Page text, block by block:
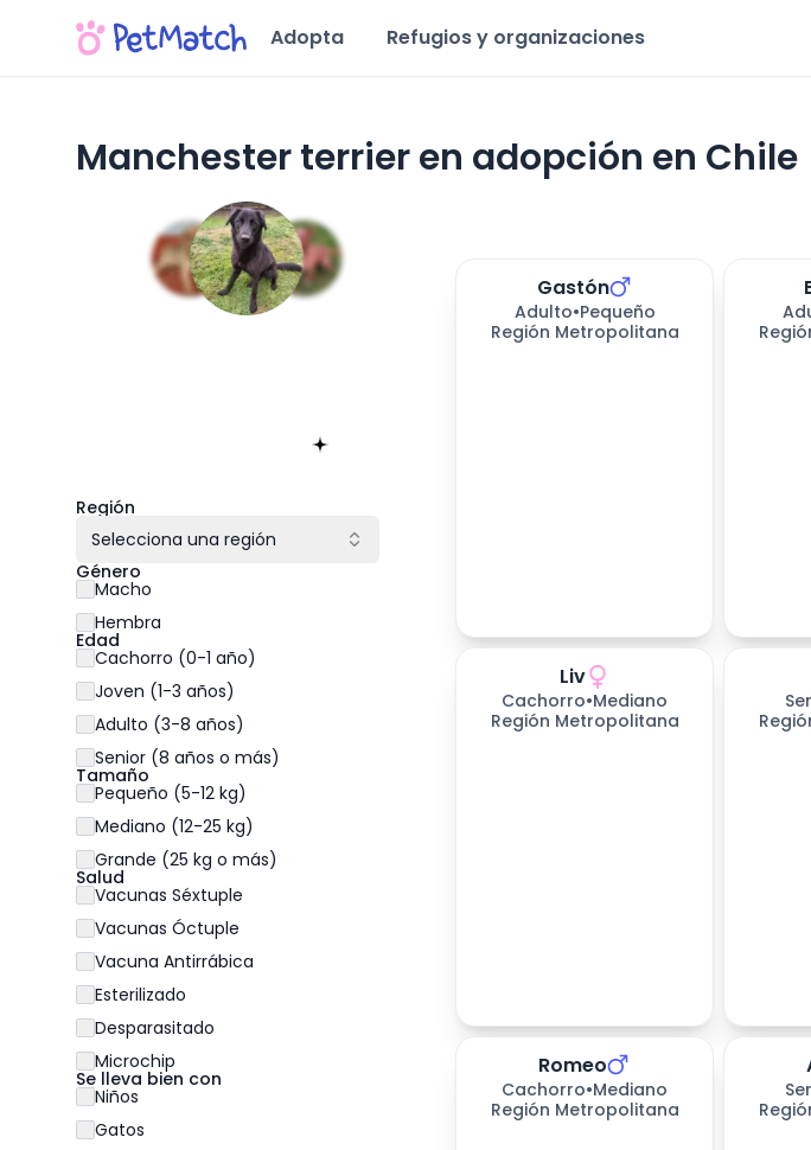
Adopta Refugios y organizaciones
Manchester terrier en adopción en Chile
Región
Selecciona una región
Género
Macho
Hembra
Edad
Cachorro (0-1 año)
Joven (1-3 años)
Adulto (3-8 años)
Senior (8 años o más)
Tamaño
Pequeño (5-12 kg)
Mediano (12-25 kg)
Grande (25 kg o más)
Salud
Vacunas Séxtuple
Vacunas Óctuple
Vacuna Antirrábica
Esterilizado
Desparasitado
Microchip
Se lleva bien con
Niños
Gatos
Gastón
Adulto•Pequeño
Región Metropolitana
Liv
Cachorro•Mediano
Región Metropolitana
Romeo
Cachorro•Mediano
Región Metropolitana